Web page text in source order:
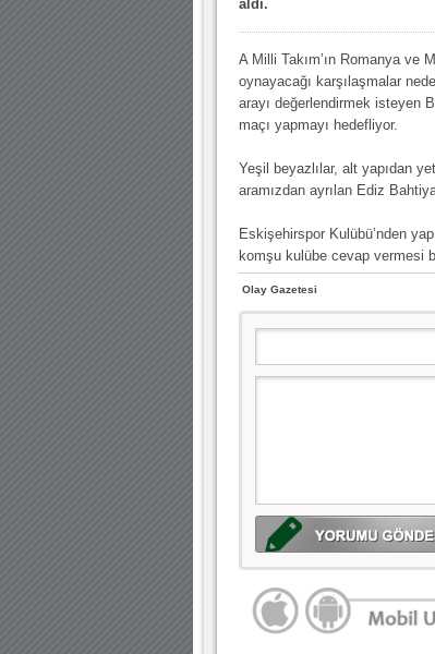
10.04.2023 14:44 |
11.11.2025 14:13 |Hoş geldin Ertuğrul
12.10.2025 17:30 | MUTLULUKLAR
08.01.2024 19:01 |Hoş geldin Aslan bebek!
aldı.
A Milli Takım’ın Romanya ve
oynayacağı karşılaşmalar
arayı değerlendirmek isteyen
maçı yapmayı hedefliyor.
Yeşil beyazlılar, alt yapıdan
aramızdan ayrılan Ediz
Eskişehirspor Kulübü’nden
komşu kulübe cevap vermesi
Olay Gazetesi